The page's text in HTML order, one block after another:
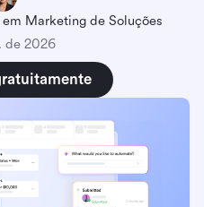
Marketing de Soluções
de 2026